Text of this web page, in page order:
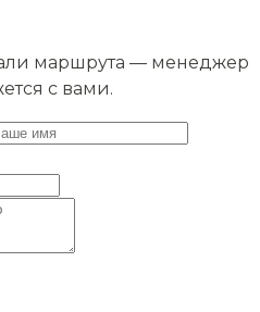
маршрута — менеджер
с вами.